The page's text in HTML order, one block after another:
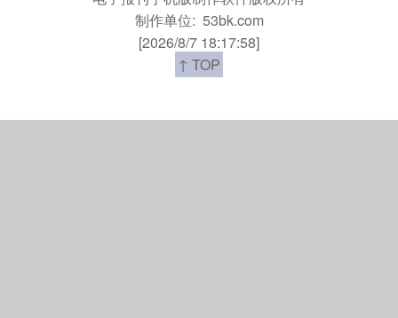
制作单位: 53bk.com
[2026/8/7 18:17:58]
↑ TOP